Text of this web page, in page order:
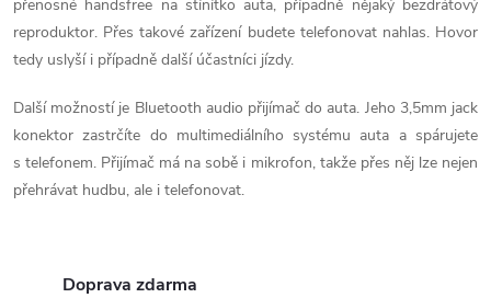
y
v
ý
p
i
přenosné handsfree na stínítko auta, případně nějaký bezdrátový
reproduktor. Přes takové zařízení budete telefonovat nahlas. Hovor
tedy uslyší i případně další účastníci jízdy.
Další možností je Bluetooth audio přijímač do auta. Jeho 3,5mm jack
konektor zastrčíte do multimediálního systému auta a spárujete
s telefonem. Přijímač má na sobě i mikrofon, takže přes něj lze nejen
přehrávat hudbu, ale i telefonovat.
Doprava zdarma